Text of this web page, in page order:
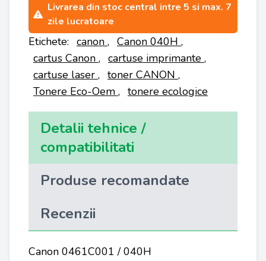
Livrarea din stoc central intre 5 si max. 7
zile lucratoare
Etichete: canon , Canon 040H ,
cartus Canon , cartuse imprimante ,
cartuse laser , toner CANON ,
Tonere Eco-Oem , tonere ecologice
Detalii tehnice /
compatibilitati
Produse recomandate
Recenzii
Canon 0461C001 / 040H